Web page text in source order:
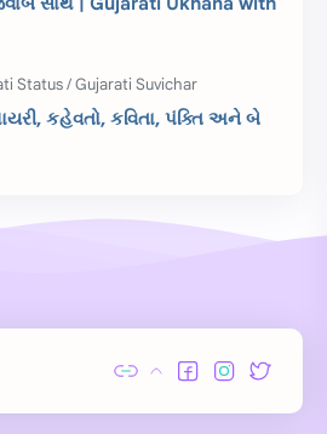
Lekhan
Gujarati Status
કહેવતો, કવિતા, પંક્તિ અને બે